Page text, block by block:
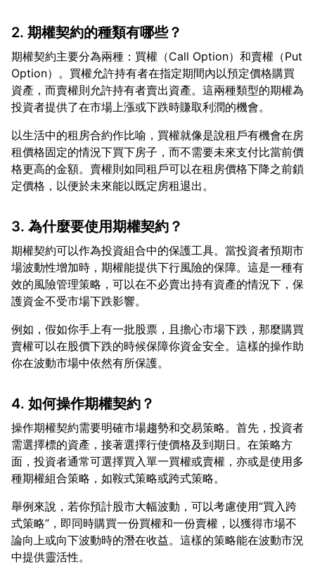
2. 期權契約的種類有哪些？
期權契約主要分為兩種：買權（Call Option）和賣權（Put
Option）。買權允許持有者在指定期間內以預定價格購買
資產，而賣權則允許持有者賣出資產。這兩種類型的期權為
以生活中的租房合約作比喻，買權就像是說租戶有機會在房
租價格固定的情況下買下房子，而不需要未來支付比當前價
格更高的金額。賣權則如同租戶可以在租房價格下降之前鎖
3. 為什麼要使用期權契約？
期權契約可以作為投資組合中的保護工具。當投資者預期市
場波動性增加時，期權能提供下行風險的保障。這是一種有
效的風險管理策略，可以在不必賣出持有資產的情況下，保
例如，假如你手上有一批股票，且擔心市場下跌，那麼購買
賣權可以在股價下跌的時候保障你資金安全。這樣的操作助
4. 如何操作期權契約？
操作期權契約需要明確市場趨勢和交易策略。首先，投資者
需選擇標的資產，接著選擇行使價格及到期日。在策略方
面，投資者通常可選擇買入單一買權或賣權，亦或是使用多
舉例來說，若你預計股市大幅波動，可以考慮使用“買入跨
式策略”，即同時購買一份買權和一份賣權，以獲得市場不
論向上或向下波動時的潛在收益。這樣的策略能在波動市況